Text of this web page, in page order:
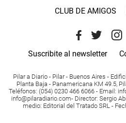
CLUB DE AMIGOS
Suscribite al newsletter
Pilar a Diario - Pilar - Buenos Aires -
Planta Baja - Panamericana KM 49.5,
Teléfonos: (054) 0230 466 6066 - Email :
info@pilaradiario.com- Director: Sergio
medio: Editorial del Tratado SRL -